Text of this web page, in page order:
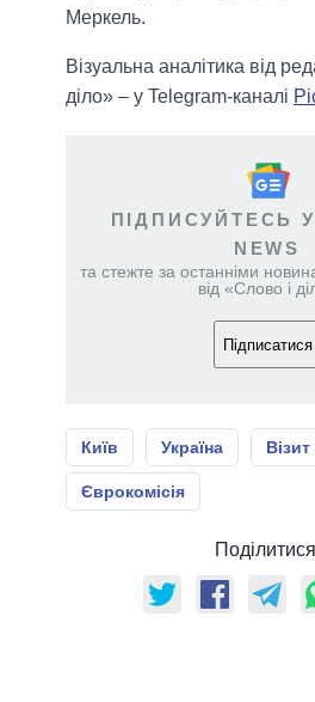
Меркель.
Візуальна аналітика від
діло» – у Telegram-каналі
ПІДПИСУЙТЕСЬ У
NEWS
та стежте за останніми
від «Слово і
Підписатися
Київ Україна Візит
Єврокомісія